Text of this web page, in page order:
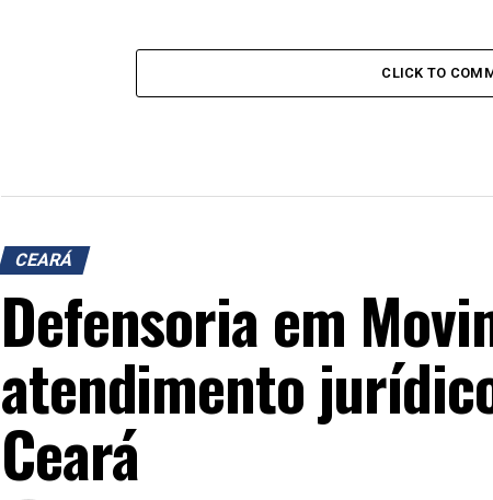
CLICK TO
CEARÁ
Defensoria em
atendimento
Ceará